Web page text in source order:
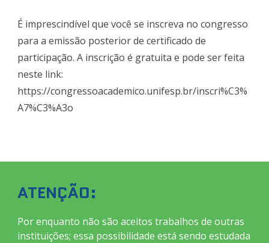
É imprescindível que você se inscreva no congresso
para a emissão posterior de certificado de
participação. A inscrição é gratuita e pode ser feita
neste link:
https://congressoacademico.unifesp.br/inscri%C3%
A7%C3%A3o
ATENÇÃO:
Por enquanto não são aceitos trabalhos de outras
instituições; essa possibilidade está sendo estudada